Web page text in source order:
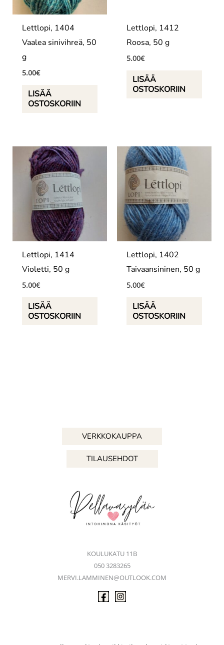
Lettlopi, 1404
Vaalea sinivihreä, 50
g
5.00€
LISÄÄ
OSTOSKORIIN
Lettlopi, 1412
Roosa, 50 g
5.00€
LISÄÄ
OSTOSKORIIN
Lettlopi, 1414
Violetti, 50 g
5.00€
LISÄÄ
OSTOSKORIIN
Lettlopi, 1402
Taivaansininen, 50 g
5.00€
LISÄÄ
OSTOSKORIIN
VERKKOKAUPPA
TILAUSEHDOT
KOULUKATU 11B
050 3283265
MERVI.LAMMINEN@OUTLOOK.COM